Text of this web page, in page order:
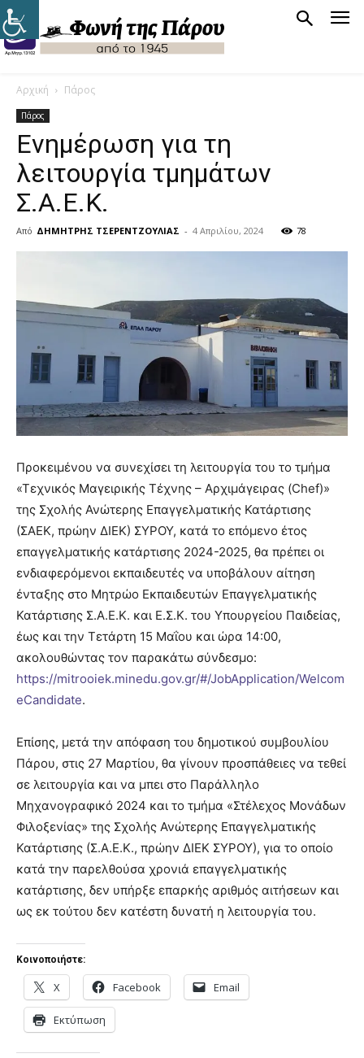
Αρχική Πάρος
Πάρος
Ενημέρωση για τη
λειτουργία τμημάτων
Σ.Α.Ε.Κ.
Από ΔΗΜΗΤΡΗΣ ΤΣΕΡΕΝΤΖΟΥΛΙΑΣ - 4 Απριλίου, 2024 78
Προκειμένου να συνεχίσει τη λειτουργία του το τμήμα
«Τεχνικός Μαγειρικής Τέχνης – Αρχιμάγειρας (Chef)»
της Σχολής Ανώτερης Επαγγελματικής Κατάρτισης
(ΣΑΕΚ, πρώην ΔΙΕΚ) ΣΥΡΟΥ, κατά το επόμενο έτος
επαγγελματικής κατάρτισης 2024-2025, θα πρέπει οι
ενδιαφερόμενοι εκπαιδευτές να υποβάλουν αίτηση
ένταξης στο Μητρώο Εκπαιδευτών Επαγγελματικής
Κατάρτισης Σ.Α.Ε.Κ. και Ε.Σ.Κ. του Υπουργείου Παιδείας,
έως και την Τετάρτη 15 Μαΐου και ώρα 14:00,
ακολουθώντας τον παρακάτω σύνδεσμο:
https://mitrooiek.minedu.gov.gr/#/JobApplication/Welcom
eCandidate.
Επίσης, μετά την απόφαση του δημοτικού συμβουλίου
Πάρου, στις 27 Μαρτίου, θα γίνουν προσπάθειες να τεθεί
σε λειτουργία και να μπει στο Παράλληλο
Μηχανογραφικό 2024 και το τμήμα «Στέλεχος Μονάδων
Φιλοξενίας» της Σχολής Ανώτερης Επαγγελματικής
Κατάρτισης (Σ.Α.Ε.Κ., πρώην ΔΙΕΚ ΣΥΡΟΥ), για το οποίο
κατά την παρελθούσα χρονιά επαγγελματικής
κατάρτισης, δεν υπήρξε επαρκής αριθμός αιτήσεων και
ως εκ τούτου δεν κατέστη δυνατή η λειτουργία του.
Κοινοποιήστε:
X Facebook Email
Εκτύπωση